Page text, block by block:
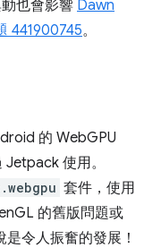
也會影響 Dawn
441900745。
的 WebGPU
Jetpack 使用。
套件，使用
的舊版問題或
令人振奮的發展！